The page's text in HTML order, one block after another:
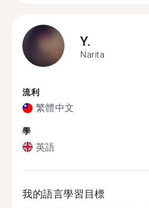
Y.
Narita
流利
繁體中文
學
英語
我的語言學習目標